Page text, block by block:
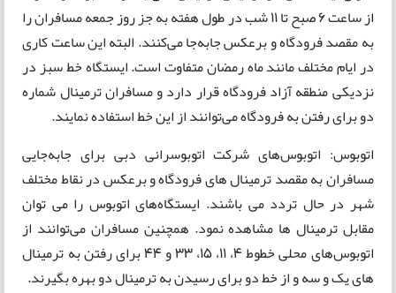
از ساعت 6 صبح تا 11 شب در طول هفته به جز روز جمعه مسافران را
به مقصد فرودگاه و برعکس جابه‌جا می‌کنند. البته این ساعت کاری
در ایام مختلف مانند ماه رمضان متفاوت است. ایستگاه خط سبز در
نزدیکی منطقه آزاد فرودگاه قرار دارد و مسافران ترمینال شماره
دو برای رفتن به فرودگاه می‌توانند از این خط استفاده نمایند.
اتوبوس: اتوبوس‌های شرکت اتوبوسرانی دبی برای جابه‌جایی
مسافران به مقصد ترمینال های فرودگاه و برعکس در نقاط مختلف
شهر در حال تردد می باشند. ایستگاه‌های اتوبوس را می توان
مقابل ترمینال ها مشاهده نمود. همچنین مسافران می‌توانند از
اتوبوس‌های محلی خطوط 4، 11، 15، 33 و 44 برای رفتن به ترمینال
های یک و سه و از خط دو برای رسیدن به ترمینال دو بهره بگیرند.